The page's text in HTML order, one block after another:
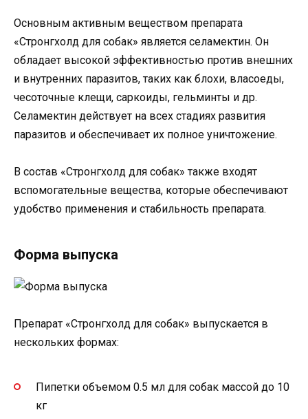
Основным активным веществом препарата
«Стронгхолд для собак» является селамектин. Он
обладает высокой эффективностью против внешних
и внутренних паразитов, таких как блохи, власоеды,
чесоточные клещи, саркоиды, гельминты и др.
Селамектин действует на всех стадиях развития
паразитов и обеспечивает их полное уничтожение.
В состав «Стронгхолд для собак» также входят
вспомогательные вещества, которые обеспечивают
удобство применения и стабильность препарата.
Форма выпуска
Препарат «Стронгхолд для собак» выпускается в
нескольких формах:
Пипетки объемом 0.5 мл для собак массой до 10
кг